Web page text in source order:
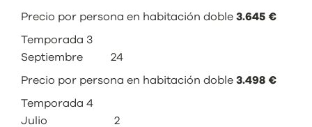
Precio por persona en habitación doble 3.645 €
Temporada 3
Septiembre 24
Precio por persona en habitación doble 3.498 €
Temporada 4
Julio 2